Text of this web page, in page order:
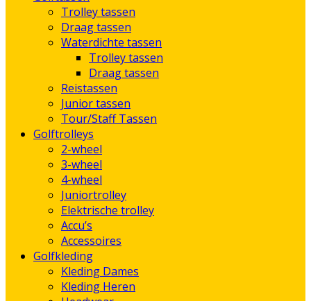
Trolley tassen
Draag tassen
Waterdichte tassen
Trolley tassen
Draag tassen
Reistassen
Junior tassen
Tour/Staff Tassen
Golftrolleys
2-wheel
3-wheel
4-wheel
Juniortrolley
Elektrische trolley
Accu’s
Accessoires
Golfkleding
Kleding Dames
Kleding Heren